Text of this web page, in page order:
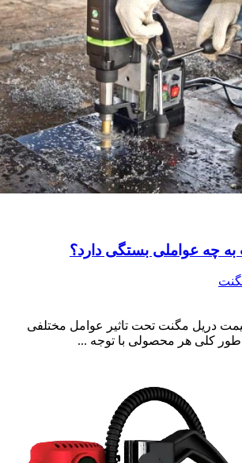
چه عواملی بستگی دارد؟
دریل مگنت تحت تاثیر عوامل مختلفی
کلی هر محصولی با توجه ...